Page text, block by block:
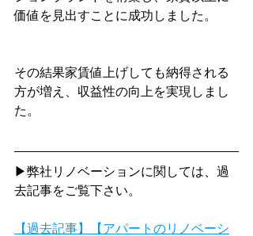
価値を見出すことに成功しました。
その結果家賃値上げしても納得される
方が増え、収益性の向上を実現しまし
た。
▶弊社リノベーションに関しては、過
去記事をご覧下さい。
【過去記事】【アパートのリノベーシ